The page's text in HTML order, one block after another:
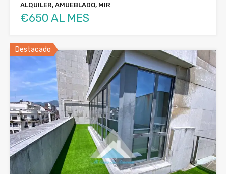
ALQUILER, AMUEBLADO, MIR
€650 AL MES
Destacado